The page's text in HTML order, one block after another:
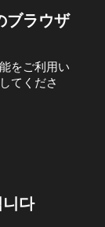
ブラウザ
をご利用い
てくださ
다